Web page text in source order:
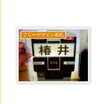
フリーデザイン表札